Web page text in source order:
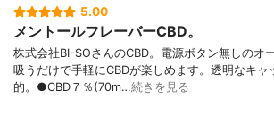
5.00
メントールフレーバーCBD。
株式会社BI-SOさんのCBD。電源ボタン無しのオ
吸うだけで手軽にCBDが楽しめます。透明なキャ
的。●CBD７％(70m…続きを見る